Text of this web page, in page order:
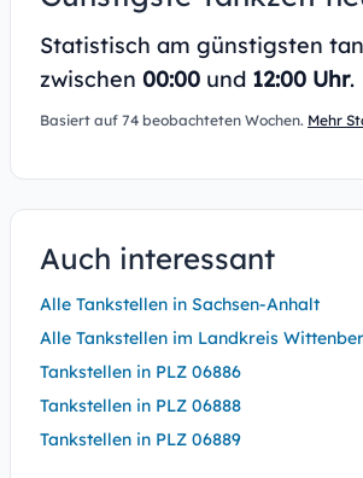
Statistisch am günstigsten
zwischen 00:00 und 12:00 Uhr.
Basiert auf 74 beobachteten Wochen. Mehr
Auch interessant
Alle Tankstellen in Sachsen-Anhalt
Alle Tankstellen im Landkreis
Tankstellen in PLZ 06886
Tankstellen in PLZ 06888
Tankstellen in PLZ 06889